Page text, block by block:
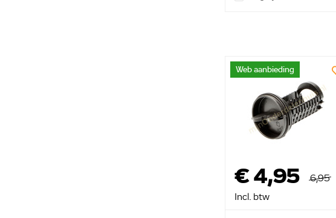
Web aanbieding
€ 4,95
6,95
Incl. btw